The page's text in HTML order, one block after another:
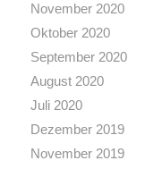
November 2020
Oktober 2020
September 2020
August 2020
Juli 2020
Dezember 2019
November 2019